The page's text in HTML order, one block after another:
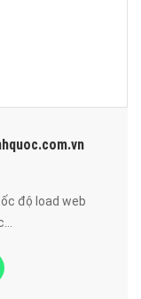
độ load web